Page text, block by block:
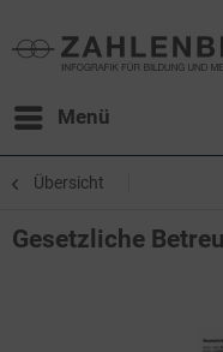
Menü
Übersicht
Gesetzliche